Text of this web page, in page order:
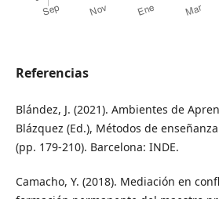
Referencias
Blández, J. (2021). Ambientes de
Blázquez (Ed.), Métodos de
(pp. 179-210). Barcelona: INDE.
Camacho, Y. (2018). Mediación en